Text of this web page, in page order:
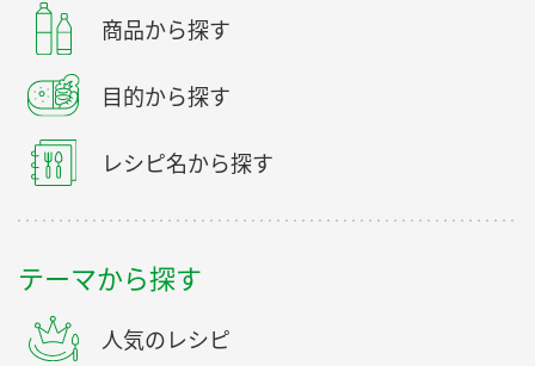
商品から探す
目的から探す
レシピ名から探す
テーマから探す
人気のレシピ